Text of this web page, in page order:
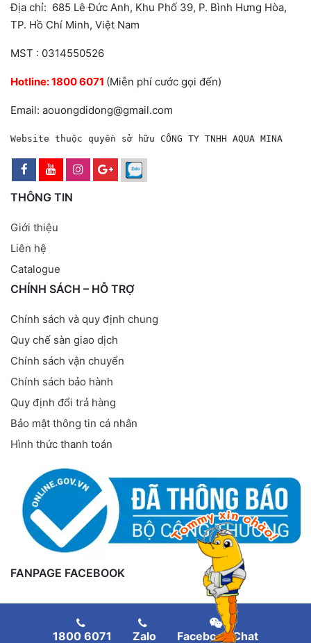
Địa chỉ: 685 Lê Đức Anh, Khu Phố 39, P. Bình Hưng Hòa,
TP. Hồ Chí Minh, Việt Nam
MST : 0314550526
Hotline:1800 6071 (Miễn phí cước gọi đến)
Email: aouongdidong@gmail.com
Website thuộc quyền sở hữu CÔNG TY TNHH AQUA MINA
THÔNG TIN
Giới thiệu
Liên hệ
Catalogue
CHÍNH SÁCH – HỖ TRỢ
Chính sách và quy định chung
Quy chế sàn giao dịch
Chính sách vận chuyển
Chính sách bảo hành
Quy định đổi trả hàng
Bảo mật thông tin cá nhân
Hình thức thanh toán
FANPAGE FACEBOOK
1800 6071 Zalo Facebook Chat